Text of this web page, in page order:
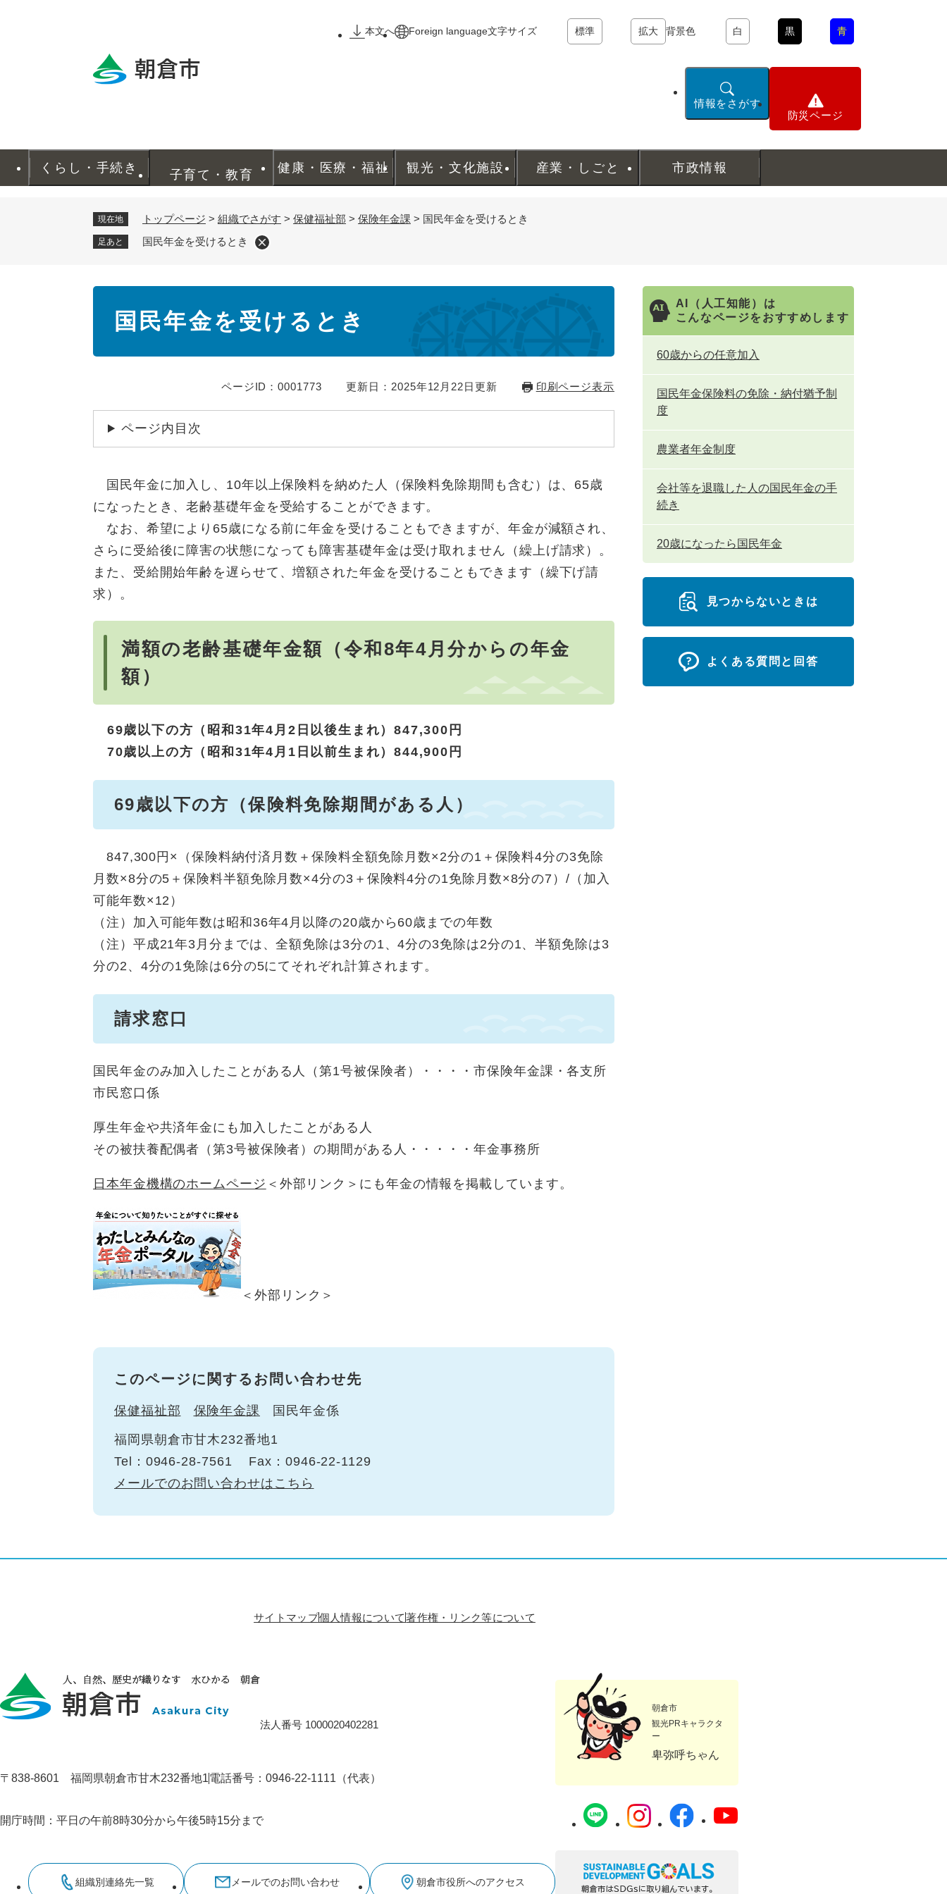
本文へ
Foreign language文字サイズ 標準 拡大 背景色 白 黒 青
情報をさがす
防災ページ
くらし・手続き 子育て・教育 健康・医療・福祉 観光・文化施設 産業・しごと 市政情報
現在地 トップページ > 組織でさがす > 保健福祉部 > 保険年金課 > 国民年金を受けるとき
足あと 国民年金を受けるとき
国民年金を受けるとき
ページID：0001773 更新日：2025年12月22日更新 印刷ページ表示
ページ内目次
国民年金に加入し、10年以上保険料を納めた人（保険料免除期間も含む）は、65歳
になったとき、老齢基礎年金を受給することができます。
なお、希望により65歳になる前に年金を受けることもできますが、年金が減額され、
さらに受給後に障害の状態になっても障害基礎年金は受け取れません（繰上げ請求）。
また、受給開始年齢を遅らせて、増額された年金を受けることもできます（繰下げ請
求）。
満額の老齢基礎年金額（令和8年4月分からの年金
額）
69歳以下の方（昭和31年4月2日以後生まれ）847,300円
70歳以上の方（昭和31年4月1日以前生まれ）844,900円
69歳以下の方（保険料免除期間がある人）
847,300円×（保険料納付済月数＋保険料全額免除月数×2分の1＋保険料4分の3免除
月数×8分の5＋保険料半額免除月数×4分の3＋保険料4分の1免除月数×8分の7）/（加入
可能年数×12）
（注）加入可能年数は昭和36年4月以降の20歳から60歳までの年数
（注）平成21年3月分までは、全額免除は3分の1、4分の3免除は2分の1、半額免除は3
分の2、4分の1免除は6分の5にてそれぞれ計算されます。
請求窓口
国民年金のみ加入したことがある人（第1号被保険者）・・・・市保険年金課・各支所
市民窓口係
厚生年金や共済年金にも加入したことがある人
その被扶養配偶者（第3号被保険者）の期間がある人・・・・・年金事務所
日本年金機構のホームページ ＜外部リンク＞ にも年金の情報を掲載しています。
＜外部リンク＞
このページに関するお問い合わせ先
保健福祉部 保険年金課 国民年金係
福岡県朝倉市甘木232番地1
Tel：0946-28-7561
Fax：0946-22-1129
メールでのお問い合わせはこちら
AI（人工知能）は
こんなページをおすすめします
60歳からの任意加入
国民年金保険料の免除・納付猶予制
度
農業者年金制度
会社等を退職した人の国民年金の手
続き
20歳になったら国民年金
見つからないときは
よくある質問と回答
サイトマップ個人情報について著作権・リンク等について
法人番号 1000020402281
〒838-8601 福岡県朝倉市甘木232番地1電話番号：0946-22-1111（代表）
開庁時間：平日の午前8時30分から午後5時15分まで
組織別連絡先一覧 メールでのお問い合わせ 朝倉市役所へのアクセス
朝倉市
観光PRキャラクタ
ー
卑弥呼ちゃん